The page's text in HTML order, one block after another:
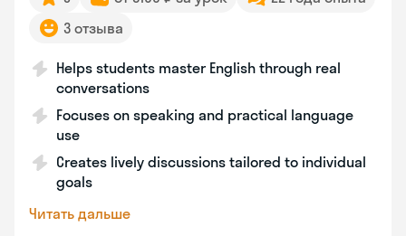
3 отзыва
Helps students master English through real
conversations
Focuses on speaking and practical language
use
Creates lively discussions tailored to individual
goals
Читать дальше